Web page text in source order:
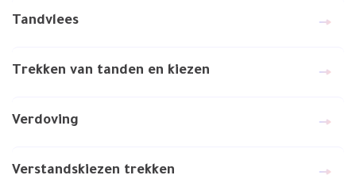
Tandvlees
Trekken van tanden en kiezen
Verdoving
Verstandskiezen trekken